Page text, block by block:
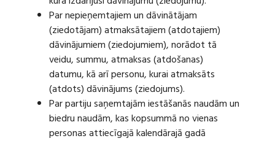
Par nepieņemtajiem un dāvinātājam
(ziedotājam) atmaksātajiem (atdotajiem)
dāvinājumiem (ziedojumiem), norādot tā
veidu, summu, atmaksas (atdošanas)
datumu, kā arī personu, kurai atmaksāts
(atdots) dāvinājums (ziedojums).
Par partiju saņemtajām iestāšanās naudām un
biedru naudām, kas kopsummā no vienas
personas attiecīgajā kalendārajā gadā